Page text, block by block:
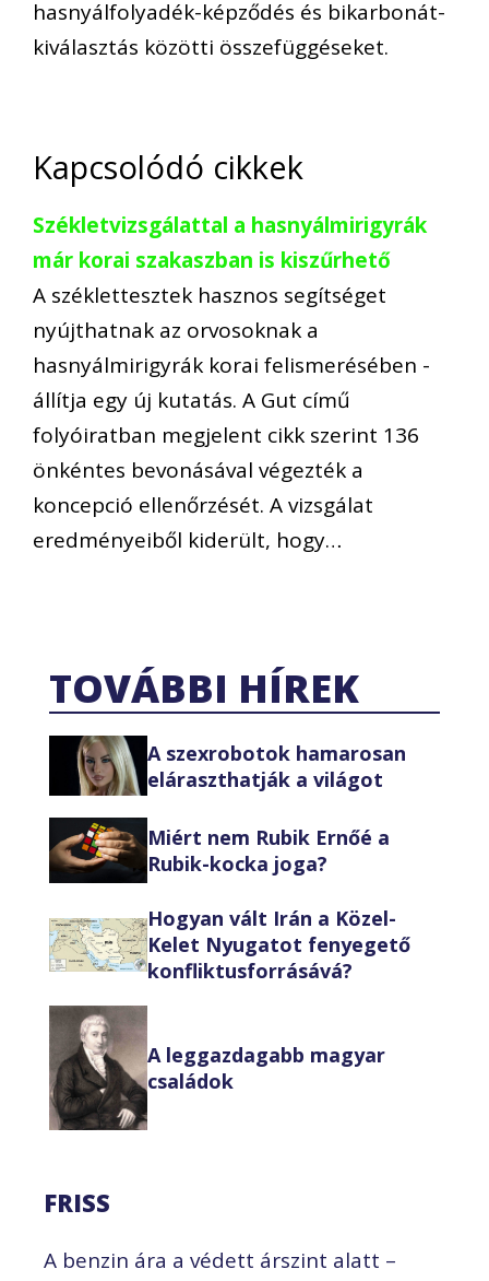
hasnyálfolyadék-képződés és bikarbonát-
kiválasztás közötti összefüggéseket.
Kapcsolódó cikkek
Székletvizsgálattal a hasnyálmirigyrák
már korai szakaszban is kiszűrhető
A széklettesztek hasznos segítséget
nyújthatnak az orvosoknak a
hasnyálmirigyrák korai felismerésében -
állítja egy új kutatás. A Gut című
folyóiratban megjelent cikk szerint 136
önkéntes bevonásával végezték a
koncepció ellenőrzését. A vizsgálat
eredményeiből kiderült, hogy…
TOVÁBBI HÍREK
A szexrobotok hamarosan
eláraszthatják a világot
Miért nem Rubik Ernőé a
Rubik-kocka joga?
Hogyan vált Irán a Közel-
Kelet Nyugatot fenyegető
konfliktusforrásává?
A leggazdagabb magyar
családok
FRISS
A benzin ára a védett árszint alatt –